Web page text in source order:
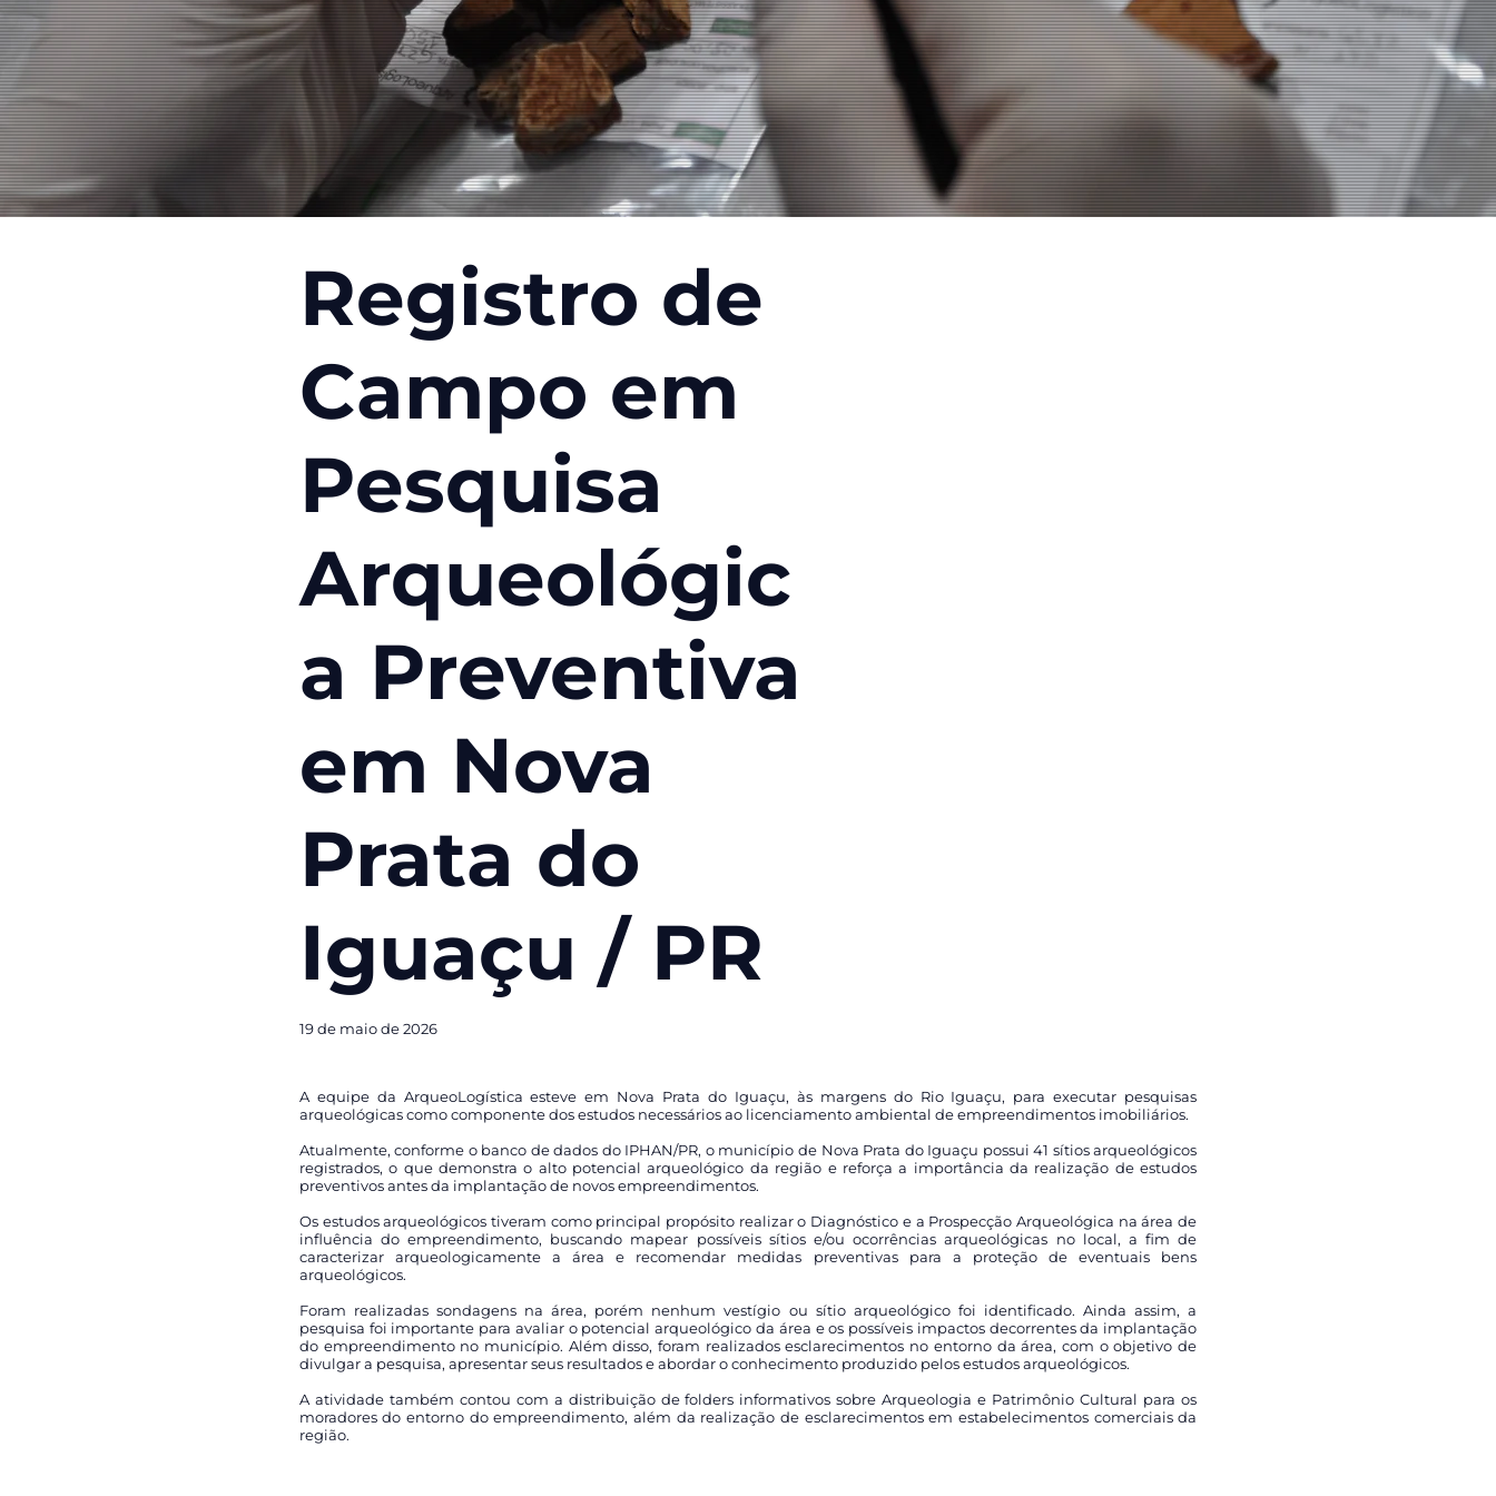
Registro de
Campo em
Pesquisa
Arqueológic
a Preventiva
em Nova
Prata do
Iguaçu / PR
19 de maio de 2026
A equipe da ArqueoLogística esteve em Nova Prata do Iguaçu, às margens do Rio Iguaçu, para executar pesquisas
arqueológicas como componente dos estudos necessários ao licenciamento ambiental de empreendimentos imobiliários.
Atualmente, conforme o banco de dados do IPHAN/PR, o município de Nova Prata do Iguaçu possui 41 sítios arqueológicos
registrados, o que demonstra o alto potencial arqueológico da região e reforça a importância da realização de estudos
preventivos antes da implantação de novos empreendimentos.
Os estudos arqueológicos tiveram como principal propósito realizar o Diagnóstico e a Prospecção Arqueológica na área de
influência do empreendimento, buscando mapear possíveis sítios e/ou ocorrências arqueológicas no local, a fim de
caracterizar arqueologicamente a área e recomendar medidas preventivas para a proteção de eventuais bens
arqueológicos.
Foram realizadas sondagens na área, porém nenhum vestígio ou sítio arqueológico foi identificado. Ainda assim, a
pesquisa foi importante para avaliar o potencial arqueológico da área e os possíveis impactos decorrentes da implantação
do empreendimento no município. Além disso, foram realizados esclarecimentos no entorno da área, com o objetivo de
divulgar a pesquisa, apresentar seus resultados e abordar o conhecimento produzido pelos estudos arqueológicos.
A atividade também contou com a distribuição de folders informativos sobre Arqueologia e Patrimônio Cultural para os
moradores do entorno do empreendimento, além da realização de esclarecimentos em estabelecimentos comerciais da
região.